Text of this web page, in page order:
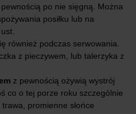
po nie sięgną. Można
posiłku lub na
również podczas serwowania.
z pieczywem, lub talerzyka z
z pewnością ożywią wystrój
co o tej porze roku szczególnie
promienne słońce